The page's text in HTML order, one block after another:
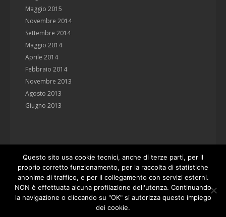
Maggio 2015
Novembre 2014
Settembre 2014
Maggio 2014
Aprile 2014
Febbraio 2014
Novembre 2013
Agosto 2013
Giugno 2013
Studio Manenti Valli
via Farini 5, 42121 Reggio Emilia
tel. 0522.451192 fax 0522.455035
Questo sito usa cookie tecnici, anche di terze parti, per il
proprio corretto funzionamento, per la raccolta di statistiche
anonime di traffico, e per il collegamento con servizi esterni.
NON è effettuata alcuna profilazione dell'utenza. Continuando
la navigazione o cliccando su "OK" si autorizza questo impiego
dei cookie.